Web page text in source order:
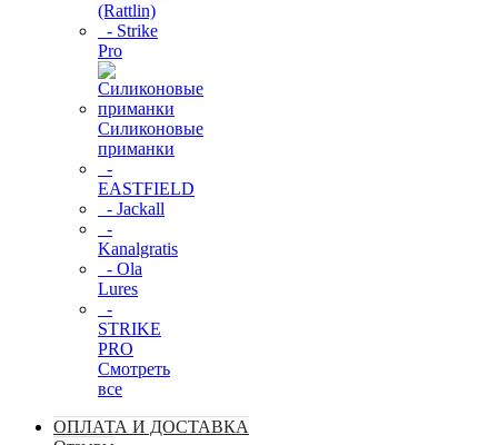
(Rattlin)
- Strike
Pro
Силиконовые
приманки
-
EASTFIELD
- Jackall
-
Kanalgratis
- Ola
Lures
-
STRIKE
PRO
Смотреть
все
ОПЛАТА И ДОСТАВКА